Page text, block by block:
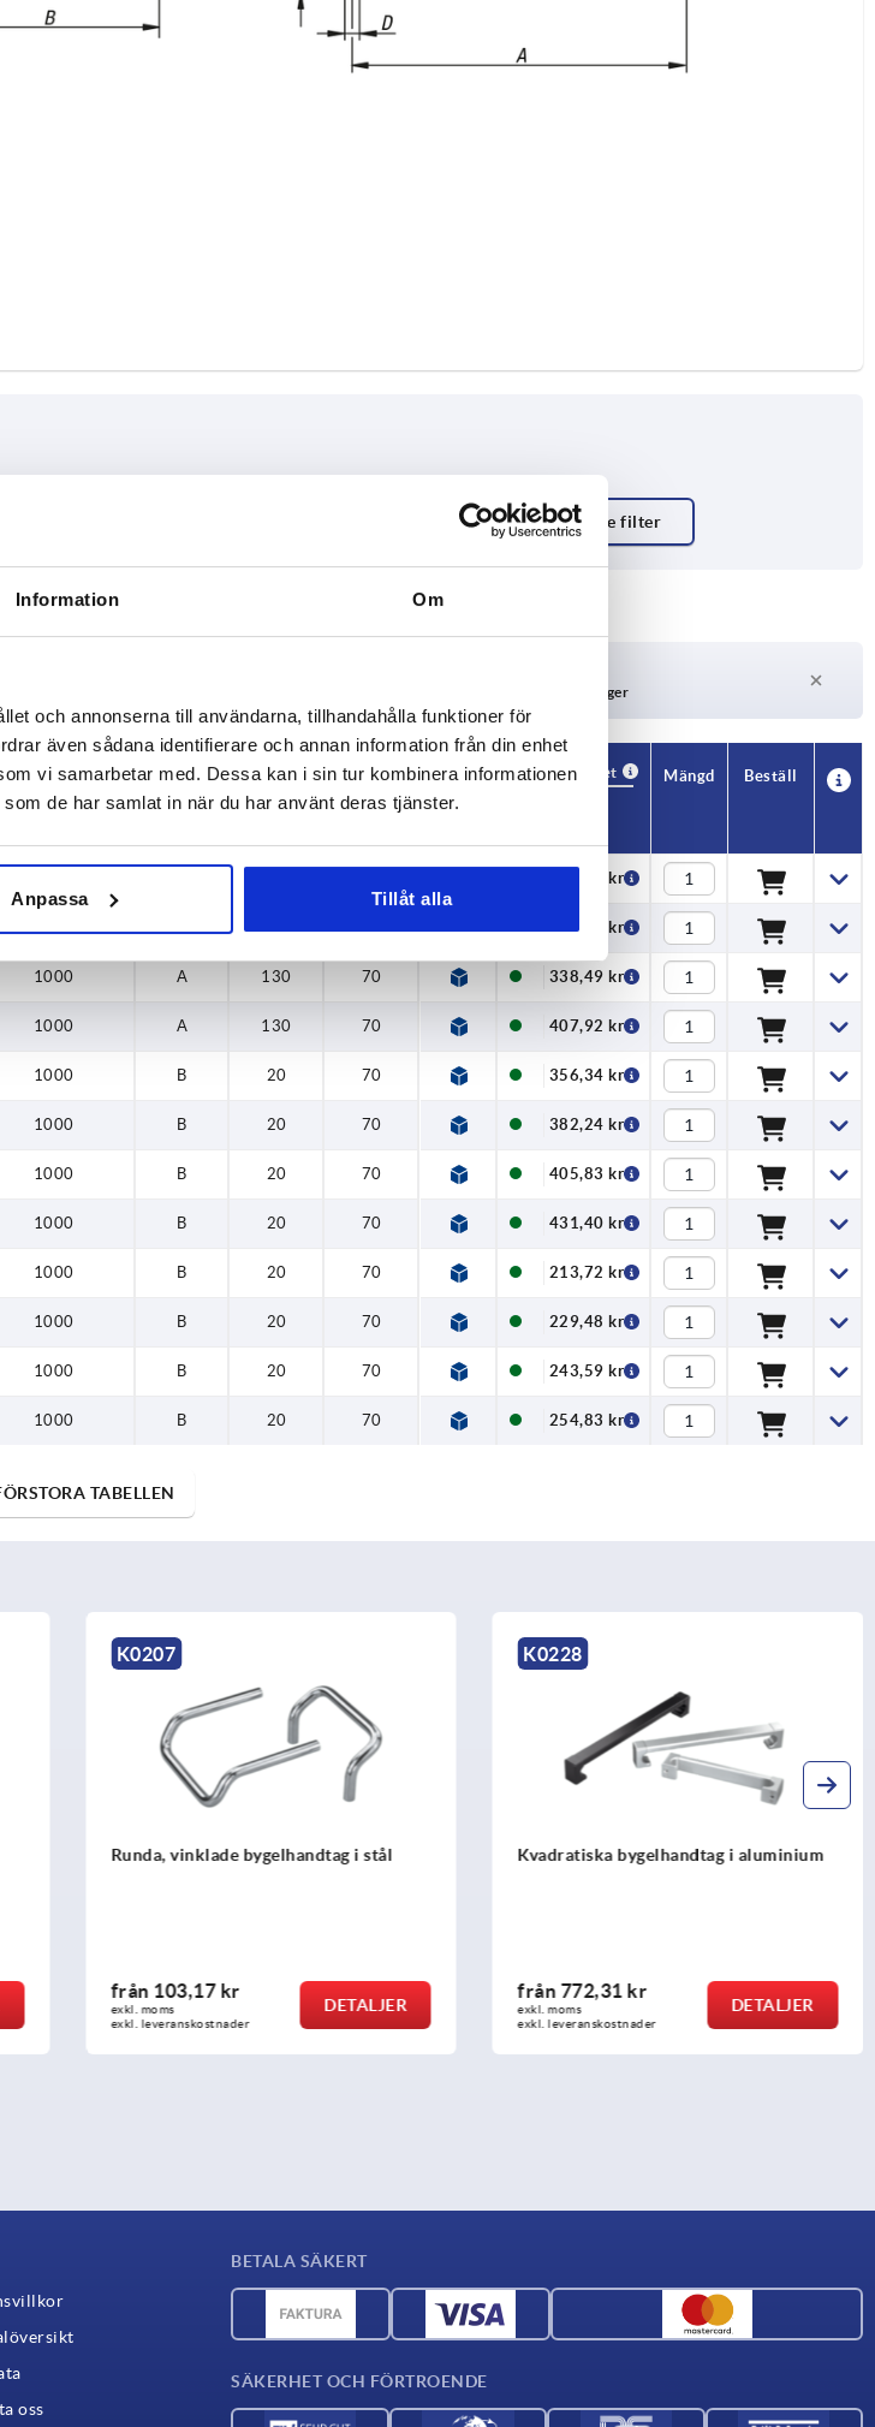
Information Om
och annonserna till användarna, tillhandahålla funktioner för
även sådana identifierare och annan information från din enhet
vi samarbetar med. Dessa kan i sin tur kombinera informationen
de har samlat in när du har använt deras tjänster.
Anpassa Tillåt alla
220
370
1000
du slutför
För närvarande inte i lager
Bärförmåga N Form B H
CAD
Tillgänglighet
Mängd Beställ
421,59 kr
511,09 kr
1000 A 130 70 338,49 kr
1000 A 130 70 407,92 kr
1000 B 20 70 356,34 kr
1000 B 20 70 382,24 kr
1000 B 20 70 405,83 kr
1000 B 20 70 431,40 kr
1000 B 20 70 213,72 kr
1000 B 20 70 229,48 kr
1000 B 20 70 243,59 kr
1000 B 20 70 254,83 kr
TABELLEN
K0207
Runda, vinklade bygelhandtag i stål
från 103,17 kr
exkl. moms
exkl. leveranskostnader
DETALJER
K0228
Kvadratiska bygelhandtag i aluminium
från772,31 kr
exkl. moms
exkl. leveranskostnader
DETALJER
oss
BETALA SÄKERT
SÄKERHET OCH FÖRTROENDE